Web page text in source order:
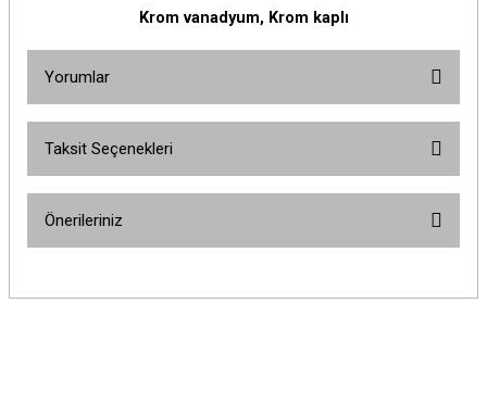
Krom vanadyum, Krom kaplı
Yorumlar
Taksit Seçenekleri
Önerileriniz
yetersiz gördüğünüz noktaları öneri formunu kullanarak tarafımıza